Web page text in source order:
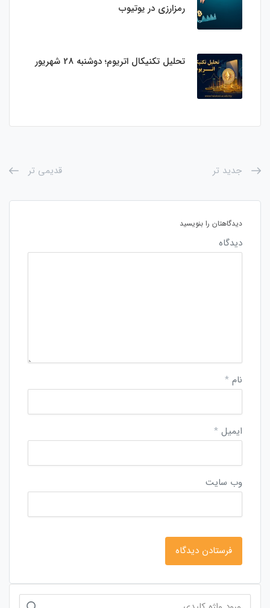
رمزارزی در یوتیوب
تحلیل تکنیکال اتریوم؛ دوشنبه 28 شهریور
جدید تر قدیمی تر
دیدگاهتان را بنویسید
دیدگاه
نام *
ایمیل *
وب‌ سایت